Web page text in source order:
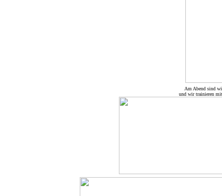
Am Abend sind
und wir trainieren